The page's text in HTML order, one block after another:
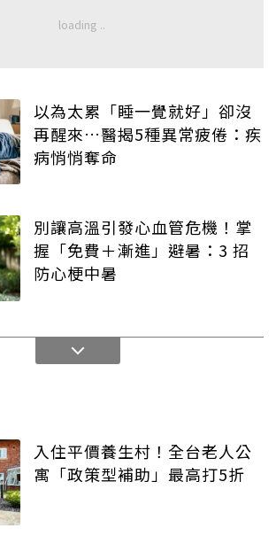
以為太累「睡一覺就好」卻沒
再醒來…醫揭5種異常疲倦：疾
病悄悄奪命
別讓高溫引發心血管危機！掌
握「免費＋漸進」避暑：3 招
防心梗中暑
入住平價養生村！全台老人公
寓「政策型補助」最高打5折